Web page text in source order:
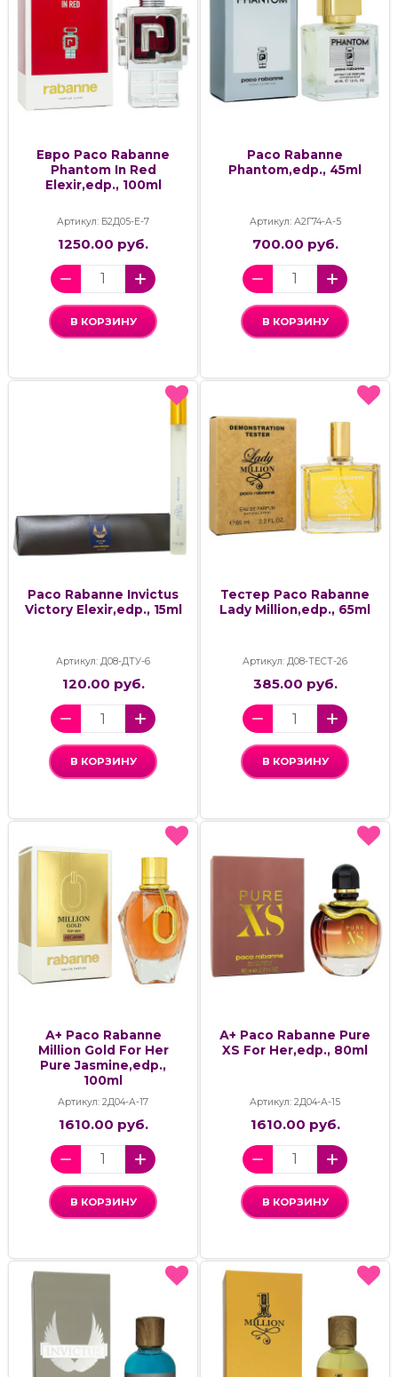
Евро Paco Rabanne
Phantom In Red
Elexir,edp., 100ml
Артикул: Б2Д05-Е-7
1250.00 руб.
В КОРЗИНУ
Paco Rabanne
Phantom,edp., 45ml
Артикул: А2Г74-А-5
700.00 руб.
В КОРЗИНУ
Paco Rabanne Invictus
Victory Elexir,edp., 15ml
Артикул: Д08-ДТУ-6
120.00 руб.
В КОРЗИНУ
Тестер Paco Rabanne
Lady Million,edp., 65ml
Артикул: Д08-ТЕСТ-26
385.00 руб.
В КОРЗИНУ
А+ Paco Rabanne
Million Gold For Her
Pure Jasmine,edp.,
100ml
Артикул: 2Д04-А-17
1610.00 руб.
В КОРЗИНУ
А+ Paco Rabanne Pure
XS For Her,edp., 80ml
Артикул: 2Д04-А-15
1610.00 руб.
В КОРЗИНУ